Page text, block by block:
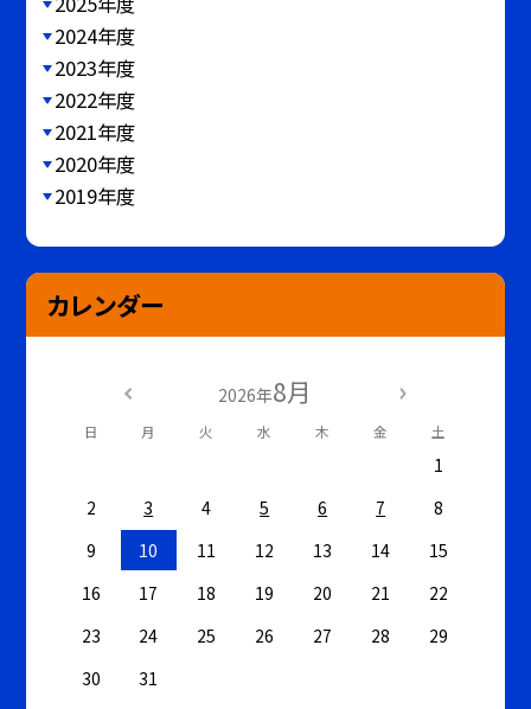
2024年度
2023年度
2022年度
2021年度
2020年度
2019年度
カレンダー
2026年8月
日 月 火 水 木 金 土
1
2
3 4 5 6 7
8
9
10 11 12 13 14
15
16
17 18 19 20 21
22
23
24 25 26 27 28
29
30
31